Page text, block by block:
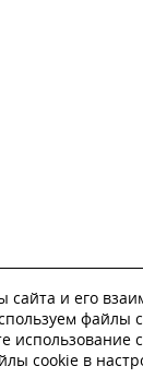
и его
файлы
использование
cookie в